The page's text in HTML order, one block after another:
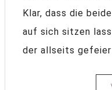
Klar, dass die
auf sich sitzen
der allseits